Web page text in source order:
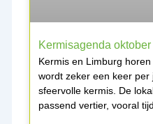
Kermisagenda
Kermis en Limburg
wordt zeker een keer
sfeervolle kermis. De
passend vertier, vooral